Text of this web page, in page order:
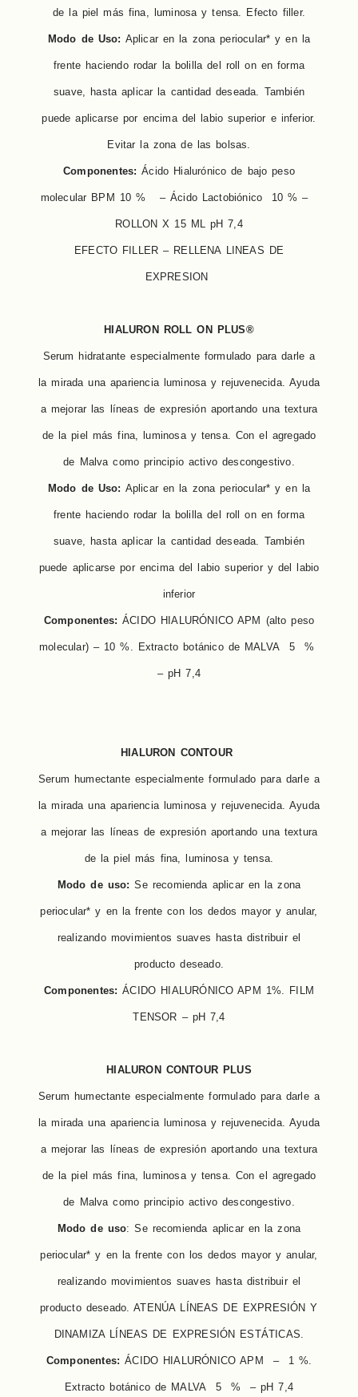
de la piel más fina, luminosa y tensa. Efecto filler.
Modo de Uso: Aplicar en la zona periocular* y en la
frente haciendo rodar la bolilla del roll on en forma
suave, hasta aplicar la cantidad deseada. También
puede aplicarse por encima del labio superior e inferior.
Evitar la zona de las bolsas.
Componentes:Ácido Hialurónico de bajo peso
molecular BPM 10 % – Ácido Lactobiónico 10 % –
ROLLON X 15 ML pH 7,4
EFECTO FILLER – RELLENA LINEAS DE
EXPRESION
HIALURON ROLL ON PLUS®
Serum hidratante especialmente formulado para darle a
la mirada una apariencia luminosa y rejuvenecida. Ayuda
a mejorar las líneas de expresión aportando una textura
de la piel más fina, luminosa y tensa. Con el agregado
de Malva como principio activo descongestivo.
Modo de Uso: Aplicar en la zona periocular* y en la
frente haciendo rodar la bolilla del roll on en forma
suave, hasta aplicar la cantidad deseada. También
puede aplicarse por encima del labio superior y del labio
inferior
Componentes: ÁCIDO HIALURÓNICO APM (alto peso
molecular) – 10 %. Extracto botánico de MALVA 5 %
– pH 7,4
HIALURON CONTOUR
Serum humectante especialmente formulado para darle a
la mirada una apariencia luminosa y rejuvenecida. Ayuda
a mejorar las líneas de expresión aportando una textura
de la piel más fina, luminosa y tensa.
Modo de uso: Se recomienda aplicar en la zona
periocular* y en la frente con los dedos mayor y anular,
realizando movimientos suaves hasta distribuir el
producto deseado.
Componentes: ÁCIDO HIALURÓNICO APM 1%. FILM
TENSOR – pH 7,4
HIALURON CONTOUR PLUS
Serum humectante especialmente formulado para darle a
la mirada una apariencia luminosa y rejuvenecida. Ayuda
a mejorar las líneas de expresión aportando una textura
de la piel más fina, luminosa y tensa. Con el agregado
de Malva como principio activo descongestivo.
Modo de uso: Se recomienda aplicar en la zona
periocular* y en la frente con los dedos mayor y anular,
realizando movimientos suaves hasta distribuir el
producto deseado. ATENÚA LÍNEAS DE EXPRESIÓN Y
DINAMIZA LÍNEAS DE EXPRESIÓN ESTÁTICAS.
Componentes: ÁCIDO HIALURÓNICO APM – 1 %.
Extracto botánico de MALVA 5 % – pH 7,4